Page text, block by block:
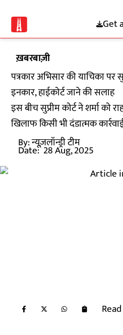
Get
ख़बरबाज़ी
पत्रकार अभिसार की याचिका पर
इनकार, हाईकोर्ट जाने की सलाह
इस बीच सुप्रीम कोर्ट ने शर्मा
खिलाफ किसी भी दंडात्मक
By:न्यूज़लॉन्ड्री टीम
Date: 28 Aug, 2025